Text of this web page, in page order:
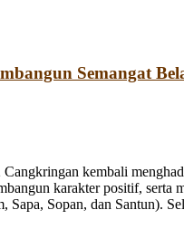
Semangat
kembali
karakter positif, serta
Sopan, dan Santun).